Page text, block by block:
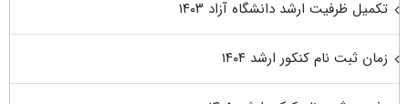
تکمیل ظرفیت ارشد دانشگاه آزاد ۱۴۰۳
زمان ثبت نام کنکور ارشد ۱۴۰۴